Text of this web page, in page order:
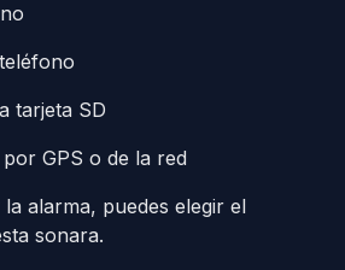
tarjeta SD
GPS o de la red
alarma, puedes elegir el
sonara.